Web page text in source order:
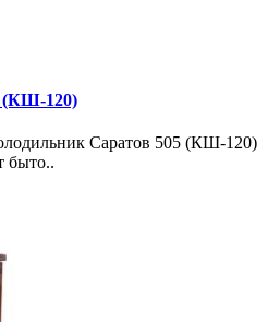
(КШ-120)
Саратов 505 (КШ-120)
быто..